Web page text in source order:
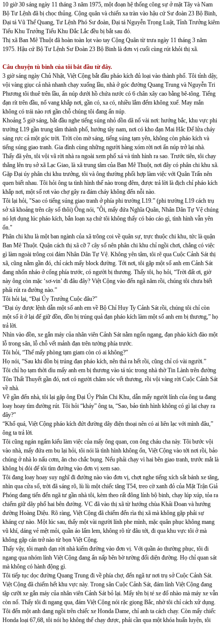
10 giờ 30 sáng ngày 11 tháng 3 năm 1975, một đoạn hệ thống công sự ở mặt Tây và Nam
Bộ Tư Lệnh đã bị chọc thủng. Cộng quân và chiến xa tràn vào hậu cứ Sư đoàn 23 Bộ Binh,
Đại tá Vũ Thế Quang, Tư Lệnh Phó Sư đoàn, Đại tá Nguyễn Trọng Luật, Tỉnh Trưởng kiêm
Tiểu Khu Trưởng Tiểu Khu Đắc Lắc đều bị bắt sau đó.
Thị xã Ban Mê Thuột đã hoàn toàn lọt vào tay Cộng Quân từ trưa ngày 11 tháng 3 năm
1975. Hậu cứ Bộ Tư Lệnh Sư Đoàn 23 Bộ Binh là đơn vị cuối cùng rút khỏi thị xã.
Câu chuyện tù binh của tôi bắt đầu từ đây.
3 giờ sáng ngày Chủ Nhật, Việt Cộng bắt đầu pháo kích đủ loại vào thành phố. Tôi tỉnh dậy,
vội vàng giục cả nhà nhanh chạy xuống lầu, nhà ở góc đường Quang Trung và Nguyễn Tri
Phương tôi thuê trên lầu, ẩn núp dưới hồ chứa nước có 6 chân xây cao bằng bê-tông. Tiếng
đạn rít trên đầu, nổ vang khắp nơi, gần có, xa có, nhiều lắm đếm không xuể. May mắn
không có trái nào rơi gần chỗ chúng tôi đang ẩn núp.
Khoảng 5 giờ sáng, bắt đầu nghe tiếng súng nhỏ dồn dã nổ vài nơi: hướng bắc, khu vực phi
trường L19 gần trung tâm thành phố, hướng tây nam, nơi có kho đạn Mai Hắc Đế lửa cháy
sáng rực cả một góc trời. Trời còn mờ sáng, tiếng súng tạm yên, không còn pháo kích và
tiếng súng giao tranh. Gia đình cùng những người hàng xóm rời nơi ẩn núp trở lại nhà.
Thấy đã yên, tôi vội vã rời nhà ra ngoài xem phố xá và tình hình ra sao. Trước tiên, tôi chạy
thẳng lên trụ sở xã Lạc Giao, là xã trung tâm của Ban Mê Thuột, nơi đây có phân chi khu xã.
Gặp Đại úy phân chi khu trưởng, tôi và ông thường phối hợp làm việc với Quân Trấn nên
quen biết nhau. Tôi hỏi ông ta tình hình thế nào trong đêm, được trả lời là địch chỉ pháo kích
khắp nơi, một số rơi vào chợ gây ra đám cháy không đến nỗi nào.
Tôi lại hỏi, "Sao có tiếng súng giao tranh ở phía phi trường L19.” (phi trường L19 cách trụ
sở xã khoảng trên cây số thôi) Ông nói, "Ôi, mấy đứa Nghĩa Quân, Nhân Dân Tự Vệ chúng
nó lợi dụng lúc pháo kích, bắn loạn xạ chứ tôi không thấy có báo cáo gì, tình hình vẫn yên
ổn."
Phân chi khu là một ban ngành của xã trông coi về quân sự, trực thuộc chi khu, tức là quận
Ban Mê Thuột. Quận cách thị xã cỡ 7 cây số nên phân chi khu chỉ ngồi chơi, chẳng có việc
gì làm ngoài trông coi đám Nhân Dân Tự Vệ. Không yên tâm, tôi rẽ qua Cuộc Cảnh Sát thị
xã, cũng nằm gần đó, chỉ cách mấy block đường. Tới nơi, tôi gặp một số anh em Cảnh Sát
đang nhốn nháo ở cổng phía trước, có người bị thương. Thấy tôi, họ hỏi, “Trời đất ơi, giờ
này ông còn mặc ‘sơ-vin’ đi đâu đây? Việt Cộng vào đến ngã năm rồi, chúng tôi chưa biết
phải rút ra đường nào.”
Tôi hỏi lại, “Đại Úy Trưởng Cuộc đâu?”
“Đại úy được lệnh dẫn một số anh em về Bộ Chỉ Huy Ty Cảnh Sát rồi, chúng tôi chỉ còn
một số ít ở lại để giữ đồn, đồn bị trúng quả đạn pháo kích làm một số anh em bị thương,” họ
trả lời.
Nhìn vào đồn, xe gắn máy của nhân viên Cảnh Sát nằm ngổn ngang, đạn pháo kích đào một
lỗ trong sân, lỗ chỗ vết mảnh đạn trên tường phía trước.
Tôi hỏi, “Thế mấy phòng tạm giam còn có ai không?”
Họ nói, “Sau khi đồn bị trúng đạn pháo kích, nên thả ra hết rồi, cũng chỉ có vài người.”
Tôi chỉ họ tạm thời dìu mấy anh em bị thương vào tá túc trong nhà thờ Tin Lành trên đường
Tôn Thất Thuyết gần đó, nơi có người chăm sóc vết thương, rồi vội vàng rời Cuộc Cảnh Sát
về nhà.
Về gần đến nhà, tôi lại gặp ông Đại Úy Phân Chi Khu, dẫn mấy người lính của ông ta đang
loay hoay tìm đường rút. Tôi hỏi “kháy” ông ta, “Sao, bảo tình hình không có gì lại chạy ra
đây?”
“Khổ quá, Việt Cộng pháo kích đứt đường dây điện thoại nên có ai liên lạc với mình đâu,”
ông ta trả lời.
Tôi cũng ngán ngẩm kiểu làm việc của mấy ông quan, con ông cháu cha này. Tôi bước vội
vào nhà, mấy đứa em bu lại hỏi, tôi nói là tình hình không ổn, Việt Cộng vào tới nơi rồi, bảo
chúng ở nhà lo nấu cơm, ăn cho chắc bụng. Nếu phải chạy vì hai bên giao tranh, trước mắt là
không bị đói để tôi tìm đường vào đơn vị xem sao.
Tôi đang loay hoay suy nghĩ đi đường nào vào đơn vị, chợt nghe tiếng xích sắt bánh xe tăng,
nhìn qua cửa sổ, trời đã sáng rõ, lù lù một chiếc tăng T54, treo cờ xanh đỏ của Mặt Trận Giả
Phóng đang tiến đến ngã tư gần nhà tôi, kèm theo rất đông lính bộ binh, chạy lúp xúp, tỏa ra
chiếm giữ dãy phố hai bên đường. VC đã vào thị xã từ hướng chùa Khải Đoan và hướng
đường Hoàng Diệu. Rõ ràng, Việt Cộng đã chiếm đến rìa thị xã mà không gặp phải sự
kháng cự nào. Một lúc sau, thấy một vài người lính phe mình, mặc quân phục không mang
vũ khí, dáng vẻ mệt mỏi, quần áo lấm lem, không rõ từ đâu tới, đi qua khu vực tôi ở mà
không gặp cản trở nào từ bọn Việt Cộng.
Thấy vậy, tôi mạnh dạn rời nhà kiếm đường vào đơn vị. Với quần áo thường phục, tôi đi
ngang qua nhóm lính Việt Cộng đang ẩn nấp bên bờ tường đối diện đường. Họ chỉ quan sát
mà không có hành động gì.
Tôi tiếp tục dọc đường Quang Trung đi về phía chợ, đến ngã tư nơi trụ sở Cuộc Cảnh Sát.
Việt Cộng đã chiếm hết khu vực này. Trong sân Cuộc Cảnh Sát, đám lính Việt Cộng đang
tập cưỡi xe gắn máy của nhân viên Cảnh Sát bỏ lại. Mấy tên bị té xe đổ nhào mà máy xe vẫn
còn nổ. Thấy tôi đi ngang qua, đám Việt Cộng nói rặc giọng Bắc, nhờ tôi chỉ cách xử dụng.
Tôi đến một anh đang ngồi trên chiếc xe Honda Dame, chỉ anh ta cách chạy. Còn mấy chiếc
Honda loại 67,68, tôi nói họ không thể chạy được, phải cần qua một khóa huấn luyện, tôi